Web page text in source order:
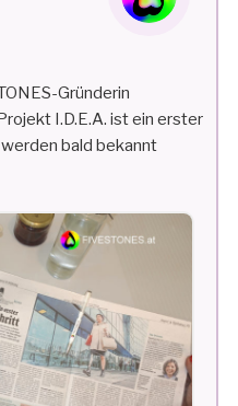
Gründerin
I.D.E.A. ist ein erster
bald bekannt